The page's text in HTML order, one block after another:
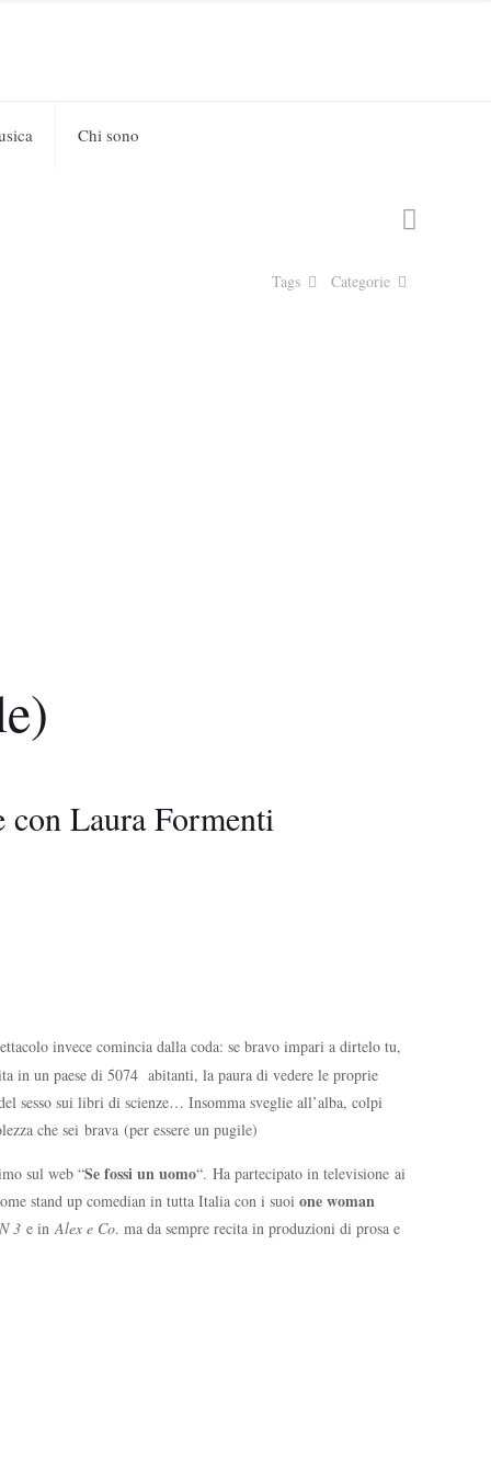
Chi sono
Categorie
Tags
con Laura Formenti
invece comincia dalla coda: se bravo impari a dirtelo tu,
in un paese di 5074 abitanti, la paura di vedere le proprie
sesso sui libri di scienze… Insomma sveglie all’alba, colpi
che sei brava (per essere un pugile)
sul web “Se fossi un uomo“. Ha partecipato in televisione ai
stand up comedian in tutta Italia con i suoione woman
3 e inAlex e Co. ma da sempre recita in produzioni di prosa e